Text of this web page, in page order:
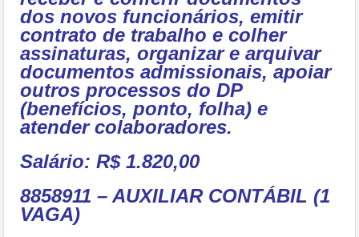
dos novos funcionários, emitir
contrato de trabalho e colher
assinaturas, organizar e arquivar
documentos admissionais, apoiar
outros processos do DP
(benefícios, ponto, folha) e
atender colaboradores.
Salário: R$ 1.820,00
8858911 – AUXILIAR CONTÁBIL (1
VAGA)